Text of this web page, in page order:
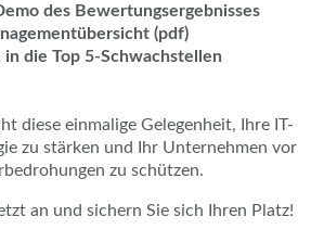
des Bewertungsergebnisses
(pdf)
in die Top 5-Schwachstellen
diese einmalige Gelegenheit, Ihre IT-
zu stärken und Ihr Unternehmen vor
zu schützen.
an und sichern Sie sich Ihren Platz!